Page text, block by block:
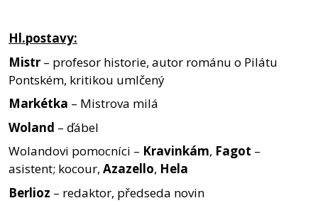
Hl.postavy:
Mistr – profesor historie, autor románu o Pilátu
Pontském, kritikou umlčený
Markétka – Mistrova milá
Woland – ďábel
Wolandovi pomocníci – Kravinkám, Fagot –
asistent; kocour, Azazello, Hela
Berlioz – redaktor, předseda novin